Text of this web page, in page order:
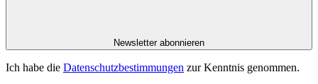
Newsletter abonnieren
Ich habe die Datenschutzbestimmungen zur Kenntnis genommen.